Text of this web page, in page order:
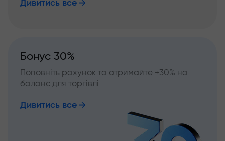
Дивитись все
Бонус 30%
Поповніть рахунок та отримайте +30% на
баланс для торгівлі
Дивитись все